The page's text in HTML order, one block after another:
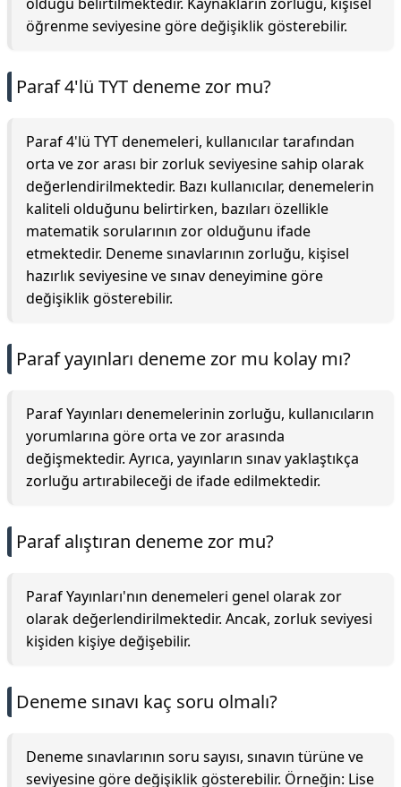
öğrenme seviyesine göre değişiklik gösterebilir.
Paraf 4'lü TYT deneme zor mu?
Paraf 4'lü TYT denemeleri, kullanıcılar tarafından
orta ve zor arası bir zorluk seviyesine sahip olarak
değerlendirilmektedir. Bazı kullanıcılar, denemelerin
kaliteli olduğunu belirtirken, bazıları özellikle
matematik sorularının zor olduğunu ifade
etmektedir. Deneme sınavlarının zorluğu, kişisel
hazırlık seviyesine ve sınav deneyimine göre
değişiklik gösterebilir.
Paraf yayınları deneme zor mu kolay mı?
Paraf Yayınları denemelerinin zorluğu, kullanıcıların
yorumlarına göre orta ve zor arasında
değişmektedir. Ayrıca, yayınların sınav yaklaştıkça
zorluğu artırabileceği de ifade edilmektedir.
Paraf alıştıran deneme zor mu?
Paraf Yayınları'nın denemeleri genel olarak zor
olarak değerlendirilmektedir. Ancak, zorluk seviyesi
kişiden kişiye değişebilir.
Deneme sınavı kaç soru olmalı?
Deneme sınavlarının soru sayısı, sınavın türüne ve
seviyesine göre değişiklik gösterebilir. Örneğin: Lise